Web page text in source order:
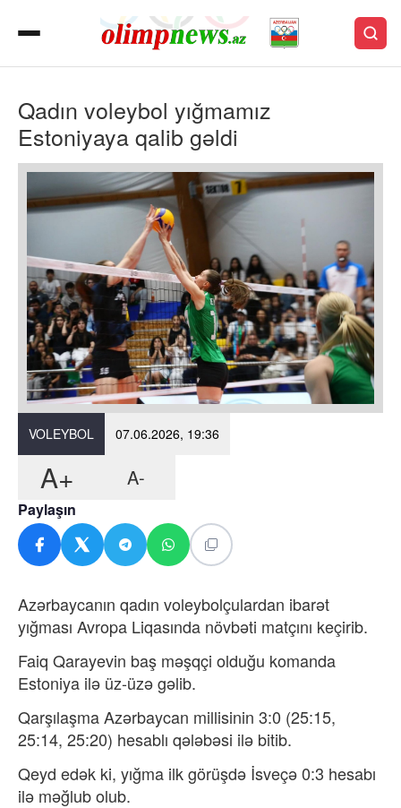
Qadın voleybol yığmamız
Estoniyaya qalib gəldi
VOLEYBOL 07.06.2026, 19:36
A+ A-
Paylaşın
Azərbaycanın qadın voleybolçulardan ibarət
yığması Avropa Liqasında növbəti matçını keçirib.
Faiq Qarayevin baş məşqçi olduğu komanda
Estoniya ilə üz-üzə gəlib.
Qarşılaşma Azərbaycan millisinin 3:0 (25:15,
25:14, 25:20) hesablı qələbəsi ilə bitib.
Qeyd edək ki, yığma ilk görüşdə İsveçə 0:3 hesabı
ilə məğlub olub.